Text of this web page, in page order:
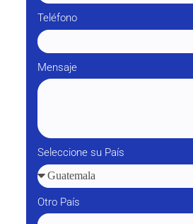
Teléfono
Mensaje
Seleccione su País
Otro País